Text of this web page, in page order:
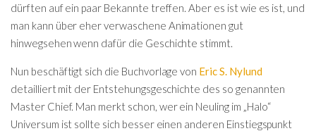
dürften auf ein paar Bekannte treffen. Aber es ist wie es ist, und
man kann über eher verwaschene Animationen gut
hinwegsehen wenn dafür die Geschichte stimmt.
Nun beschäftigt sich die Buchvorlage von Eric S. Nylund
detailliert mit der Entstehungsgeschichte des so genannten
Master Chief. Man merkt schon, wer ein Neuling im „Halo“
Universum ist sollte sich besser einen anderen Einstiegspunkt